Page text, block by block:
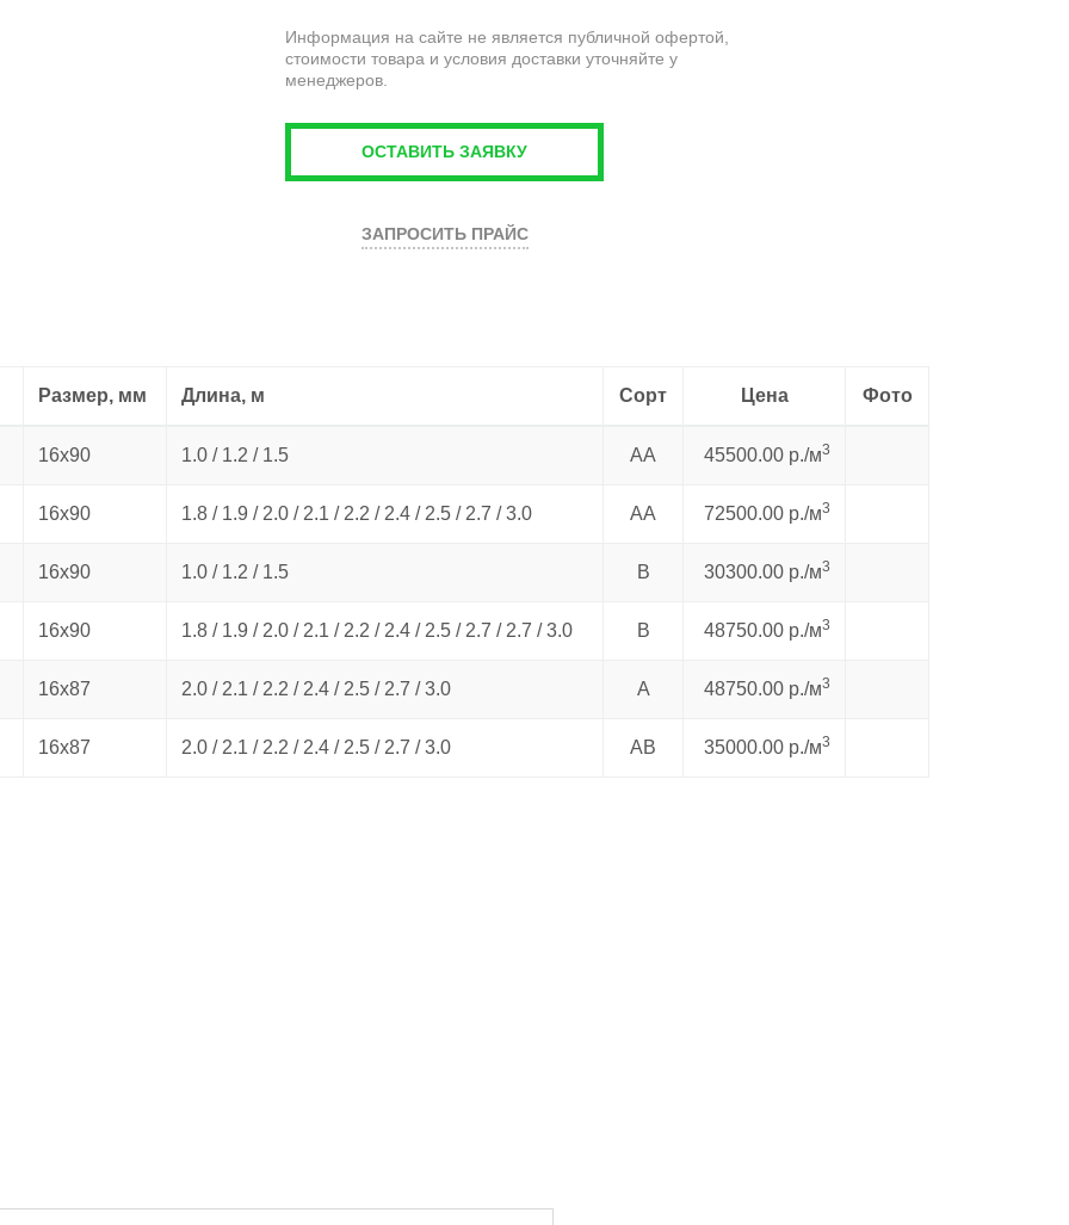
Информация на сайте не является публичной офертой,
стоимости товара и условия доставки уточняйте у
менеджеров.
ОСТАВИТЬ ЗАЯВКУ
ЗАПРОСИТЬ ПРАЙС
Размер, мм Длина, м Сорт Цена Фото
16х90 1.0 / 1.2 / 1.5 AA 45500.00 р./м3
16х90 1.8 / 1.9 / 2.0 / 2.1 / 2.2 / 2.4 / 2.5 / 2.7 / 3.0 AA 72500.00 р./м3
16х90 1.0 / 1.2 / 1.5 В 30300.00 р./м3
16х90 1.8 / 1.9 / 2.0 / 2.1 / 2.2 / 2.4 / 2.5 / 2.7 / 2.7 / 3.0 В 48750.00 р./м3
16х87 2.0 / 2.1 / 2.2 / 2.4 / 2.5 / 2.7 / 3.0 А 48750.00 р./м3
16х87 2.0 / 2.1 / 2.2 / 2.4 / 2.5 / 2.7 / 3.0 AB 35000.00 р./м3